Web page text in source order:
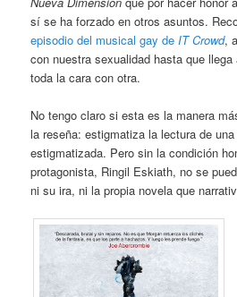
sí se ha forzado en otros asuntos.
episodio del musical gay de IT Crowd,
con nuestra sexualidad hasta que
toda la cara con otra.
No tengo claro si esta es la manera
la reseña: estigmatiza la lectura de
estigmatizada. Pero sin la condición
protagonista, Ringil Eskiath, no se
ni su ira, ni la propia novela que